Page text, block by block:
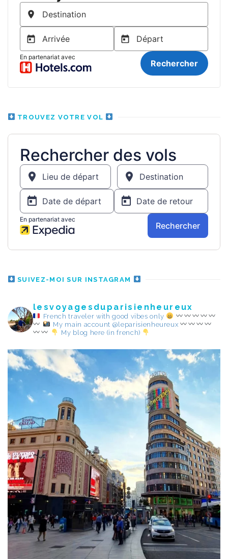
TROUVEZ VOTRE VOL
SUIVEZ-MOI SUR INSTAGRAM
lesvoyagesduparisienheureux
French traveler with good vibes only
My main account @leparisienheureux
My blog here (in french)